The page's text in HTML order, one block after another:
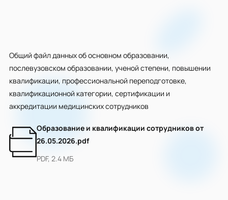
Общий файл данных об основном образовании,
послевузовском образовании, ученой степени, повышении
квалификации, профессиональной переподготовке,
квалификационной категории, сертификации и
аккредитации медицинских сотрудников
Образование и квалификации сотрудников от
26.05.2026.pdf
PDF, 2.4 МБ